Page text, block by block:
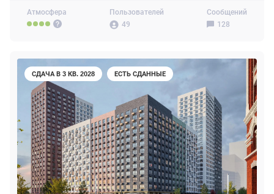
Атмосфера
Пользователей
49
Сообщений
128
СДАЧА В 3 КВ. 2028 ЕСТЬ СДАННЫЕ